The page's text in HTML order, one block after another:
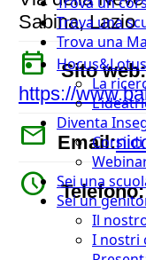
Trova una
Trova una
Hocus&Lotus
La
Diventa
Corsi
Sei una
Sei un
Il
I nostri
Sabina, Lazio
today
Sito web:
https://
mail Email:
watch_later Telefono: